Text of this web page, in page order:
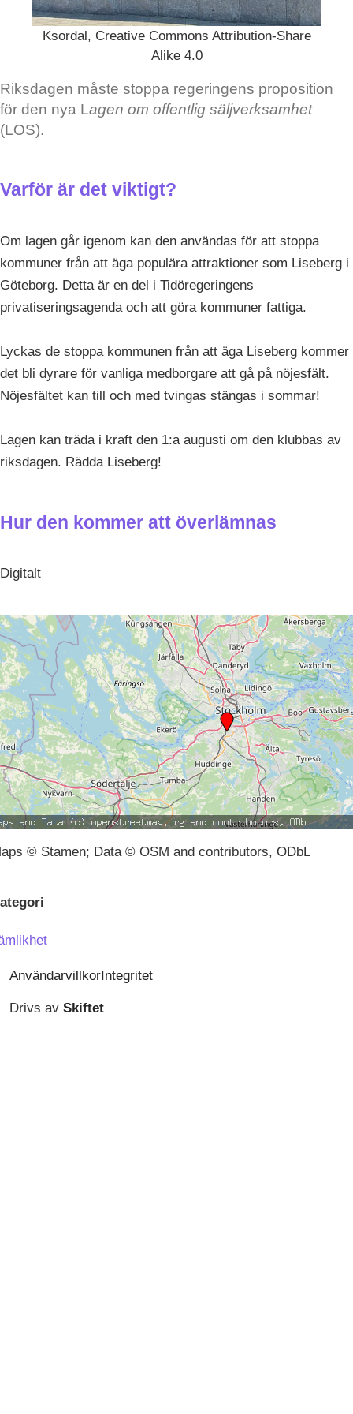
Ksordal, Creative Commons Attribution-Share
Alike 4.0
Riksdagen måste stoppa regeringens proposition
för den nya Lagen om offentlig säljverksamhet
(LOS).
Varför är det viktigt?
Om lagen går igenom kan den användas för att stoppa
kommuner från att äga populära attraktioner som Liseberg i
Göteborg. Detta är en del i Tidöregeringens
privatiseringsagenda och att göra kommuner fattiga.
Lyckas de stoppa kommunen från att äga Liseberg kommer
det bli dyrare för vanliga medborgare att gå på nöjesfält.
Nöjesfältet kan till och med tvingas stängas i sommar!
Lagen kan träda i kraft den 1:a augusti om den klubbas av
riksdagen. Rädda Liseberg!
Hur den kommer att överlämnas
Digitalt
© Stamen; Data © OSM and contributors, ODbL
AnvändarvillkorIntegritet
Drivs av Skiftet